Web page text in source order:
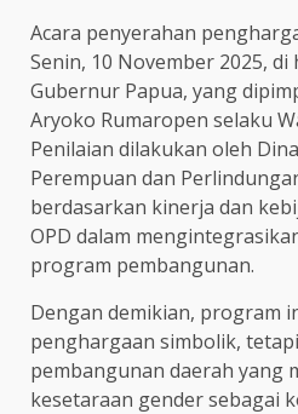
Acara penyerahan
Senin, 10 November 2025,
Gubernur Papua, yang
Aryoko Rumaropen selaku
Penilaian dilakukan oleh
Perempuan dan
berdasarkan kinerja dan
OPD dalam
program pembangunan.
Dengan demikian, program
penghargaan simbolik,
pembangunan daerah yang
kesetaraan gender sebagai